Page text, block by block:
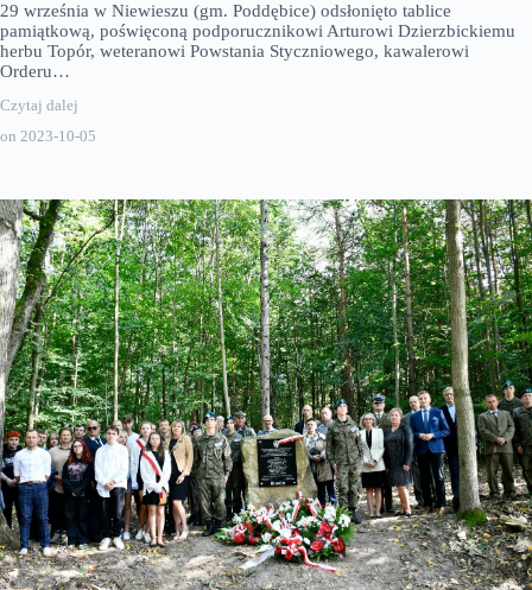
on 2023-10-05
29 września w Niewieszu (gm. Poddębice) odsłonięto tablice
pamiątkową, poświęconą podporucznikowi Arturowi Dzierzbickiemu
herbu Topór, weteranowi Powstania Styczniowego, kawalerowi
Orderu…
Czytaj dalej